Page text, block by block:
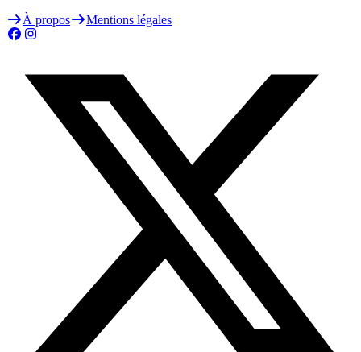
À propos
Mentions légales